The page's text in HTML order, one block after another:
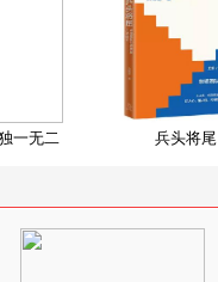
一无二 兵头将尾